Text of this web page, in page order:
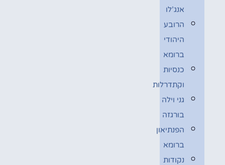
אנג’לו
הרובע
היהודי
ברומא
כנסיות
וקתדרלות
גני וילה
בורגזה
הפנתיאון
ברומא
נקודות